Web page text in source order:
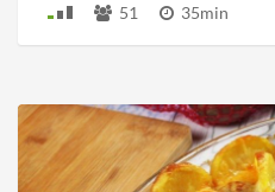
51 35min